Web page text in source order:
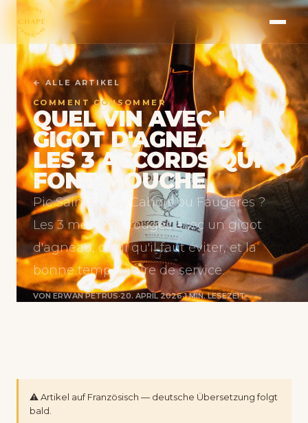
← ALLE ARTIKEL
COMMENT CONSOMMER
QUEL VIN AVEC UN
GIGOT D'AGNEAU ?
LES 3 ACCORDS QUI
FONT MOUCHE
Pic Saint-Loup, Cahors ou Faugères ?
Les 3 meilleurs rouges avec un gigot
d'agneau, celui qu'il faut éviter, et la
bonne température de service.
VON ERWAN PETRUS·20. APRIL 2026·1 MIN. LESEZEIT
⚠️ Artikel auf Französisch — deutsche Übersetzung folgt
bald.